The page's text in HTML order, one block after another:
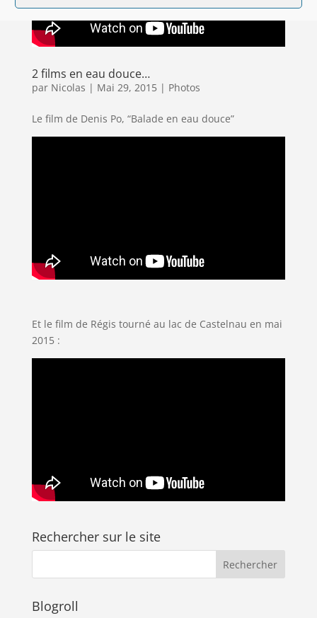
2 films en eau douce…
par Nicolas | Mai 29, 2015 | Photos
Le film de Denis Po, “Balade en eau douce”
Et le film de Régis tourné au lac de Castelnau en mai
2015 :
Rechercher sur le site
Blogroll